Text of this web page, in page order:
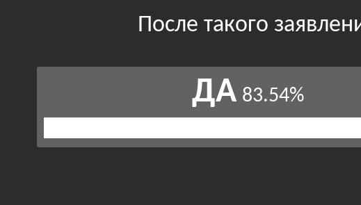
После такого
ДА 83.54%